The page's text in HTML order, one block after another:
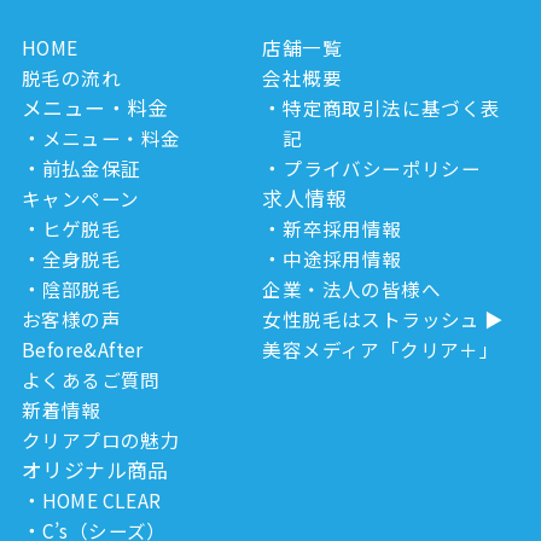
HOME
脱毛の流れ
メニュー・料金
メニュー・料金
前払金保証
キャンペーン
ヒゲ脱毛
全身脱毛
陰部脱毛
お客様の声
Before&After
よくあるご質問
新着情報
クリアプロの魅力
オリジナル商品
HOME CLEAR
C’s（シーズ）
店舗一覧
会社概要
特定商取引法に基づく表
記
プライバシーポリシー
求人情報
新卒採用情報
中途採用情報
企業・法人の皆様へ
女性脱毛はストラッシュ
美容メディア「クリア＋」